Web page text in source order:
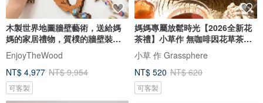
木製世界地圖牆壁藝術，送給媽
媽的家居禮物，質樸的牆壁裝
飾，3D 世界地圖
EnjoyTheWood
NT$ 4,977 NT$ 9,954
可客製
媽媽專屬放鬆時光【2026全新花
茶禮】小草作 無咖啡因花草茶禮
盒
小草 作 Grassphere
NT$ 520 NT$ 620
可客製